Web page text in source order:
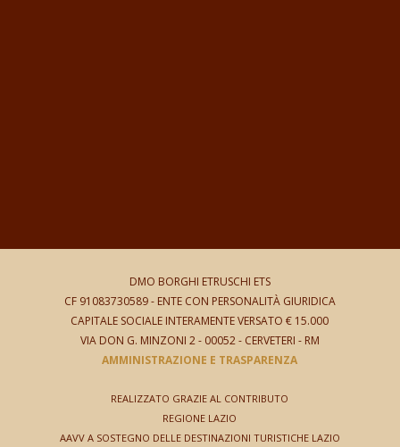
DMO BORGHI ETRUSCHI ETS
CF 91083730589 - ENTE CON PERSONALITÀ GIURIDICA
CAPITALE SOCIALE INTERAMENTE VERSATO € 15.000
VIA DON G. MINZONI 2- 00052 - CERVETERI - RM
AMMINISTRAZIONE E TRASPARENZA
REALIZZATO GRAZIE AL CONTRIBUTO
REGIONE LAZIO
AAVV A SOSTEGNO DELLE DESTINAZIONI TURISTICHE LAZIO